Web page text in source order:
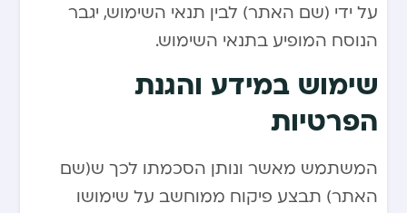
על ידי (שם האתר) לבין תנאי השימוש, יגבר
הנוסח המופיע בתנאי השימוש.
שימוש במידע והגנת
הפרטיות
המשתמש מאשר ונותן הסכמתו לכך ש(שם
האתר) תבצע פיקוח ממוחשב על שימושו